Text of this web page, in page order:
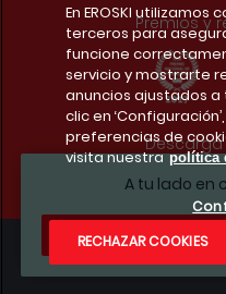
A tu lado en
¿Te
Premios y
Condiciones legales
En EROSKI utilizamos
terceros para
funcione
servicio y mostrarte
anuncios ajustados
clic en
preferencias de
visita nuestra política
RECHAZAR COOKIES